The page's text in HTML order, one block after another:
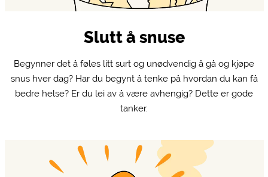
Slutt å snuse
Begynner det å føles litt surt og unødvendig å gå og kjøpe
snus hver dag? Har du begynt å tenke på hvordan du kan få
bedre helse? Er du lei av å være avhengig? Dette er gode
tanker.